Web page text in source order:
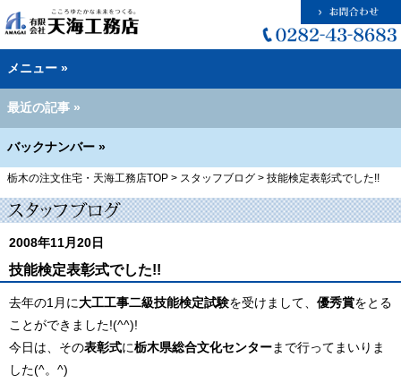
メニュー »
最近の記事 »
バックナンバー »
栃木の注文住宅・天海工務店TOP > スタッフブログ > 技能検定表彰式でした!!
2008年11月20日
技能検定表彰式でした!!
去年の1月に大工工事二級技能検定試験を受けまして、 優秀賞をとる
ことができました!(^^)!
今日は、その表彰式に栃木県総合文化センターまで行ってまいりま
した(^。^)